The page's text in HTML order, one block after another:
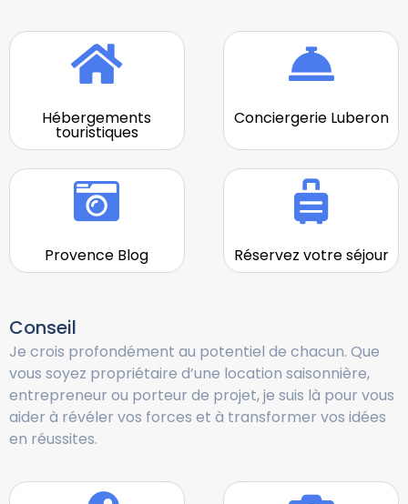
Hébergements
touristiques
Conciergerie Luberon
Provence Blog Réservez votre séjour
Conseil
Je crois profondément au potentiel de chacun. Que
vous soyez propriétaire d’une location saisonnière,
entrepreneur ou porteur de projet, je suis là pour vous
aider à révéler vos forces et à transformer vos idées
en réussites.